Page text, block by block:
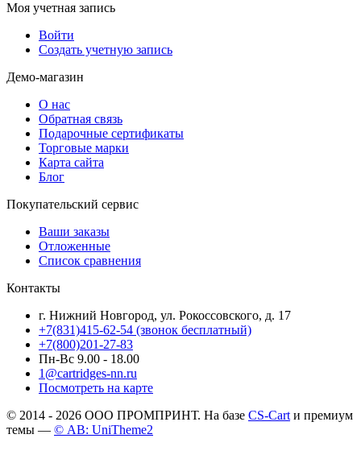
Моя учетная запись
Войти
Создать учетную запись
Демо-магазин
О нас
Обратная связь
Подарочные сертификаты
Торговые марки
Карта сайта
Блог
Покупательский сервис
Ваши заказы
Отложенные
Список сравнения
Контакты
г. Нижний Новгород, ул. Рокоссовского, д. 17
+7(831)415-62-54 (звонок бесплатный)
+7(800)201-27-83
Пн-Вс 9.00 - 18.00
1@cartridges-nn.ru
Посмотреть на карте
© 2014 - 2026 ООО ПРОМПРИНТ. На базе CS-Cart и премиум
темы — © AB: UniTheme2